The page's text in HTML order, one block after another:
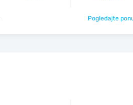
Pogledajte